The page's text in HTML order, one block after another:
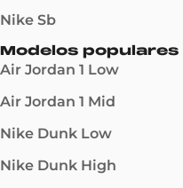
Nike Sb
Modelos populares
Air Jordan 1 Low
Air Jordan 1 Mid
Nike Dunk Low
Nike Dunk High